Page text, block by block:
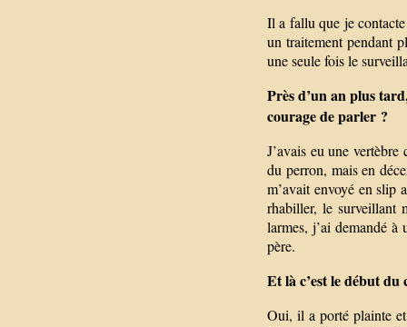
Il a fallu que je
un traitement pendant
une seule fois le
Près d’un an plus
courage de parler ?
J’avais eu une
du perron, mais en
m’avait envoyé en slip
rhabiller, le surveillant
larmes, j’ai demandé à
père.
Et là c’est le début
Oui, il a porté plainte